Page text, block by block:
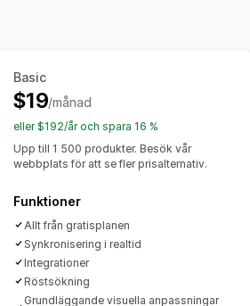
Basic
$19/månad
eller $192/år och spara 16 %
Upp till 1 500 produkter. Besök vår
webbplats för att se fler prisalternativ.
Funktioner
Allt från gratisplanen
Synkronisering i realtid
Integrationer
Röstsökning
Grundläggande visuella anpassningar